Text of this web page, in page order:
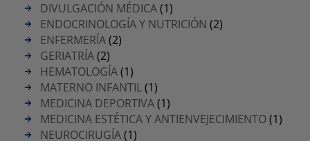
DIVULGACIÓN MÉDICA(1)
ENDOCRINOLOGÍA Y NUTRICIÓN (2)
ENFERMERÍA(2)
GERIATRÍA(2)
HEMATOLOGÍA(1)
MATERNO INFANTIL(1)
MEDICINA DEPORTIVA(1)
MEDICINA ESTÉTICA Y ANTIENVEJECIMIENTO(1)
NEUROCIRUGÍA(1)